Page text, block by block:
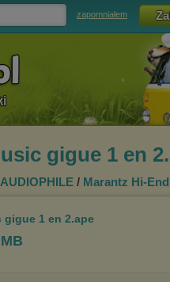
zapomniałem
gigue 1 en
AUDIOPHILE / Marantz Hi-
gigue 1 en 2.ape